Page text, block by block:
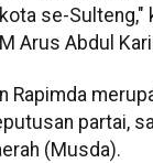
se-Sulteng,"
Arus Abdul
Rapimda
partai,
(Musda).